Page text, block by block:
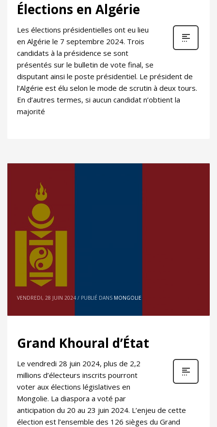
Élections en Algérie
Les élections présidentielles ont eu lieu
en Algérie le 7 septembre 2024. Trois
candidats à la présidence se sont
présentés sur le bulletin de vote final, se
disputant ainsi le poste présidentiel. Le président de
l’Algérie est élu selon le mode de scrutin à deux tours.
En d’autres termes, si aucun candidat n’obtient la
majorité
VENDREDI, 28 JUIN 2024 / PUBLIÉ DANS MONGOLIE
Grand Khoural d’État
Le vendredi 28 juin 2024, plus de 2,2
millions d’électeurs inscrits pourront
voter aux élections législatives en
Mongolie. La diaspora a voté par
anticipation du 20 au 23 juin 2024. L’enjeu de cette
élection est l’ensemble des 126 sièges du Grand